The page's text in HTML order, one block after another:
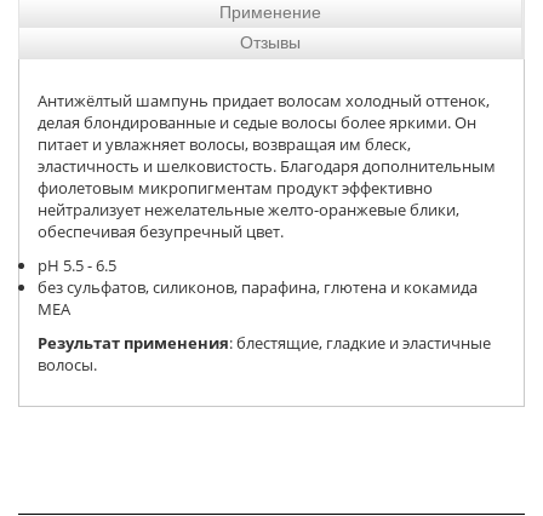
Применение
Отзывы
Антижёлтый шампунь придает волосам холодный оттенок,
делая блондированные и седые волосы более яркими. Он
питает и увлажняет волосы, возвращая им блеск,
эластичность и шелковистость. Благодаря дополнительным
фиолетовым микропигментам продукт эффективно
нейтрализует нежелательные желто-оранжевые блики,
обеспечивая безупречный цвет.
pH 5.5 - 6.5
без сульфатов, силиконов, парафина, глютена и кокамида
MEA
Результат применения: блестящие, гладкие и эластичные
волосы.